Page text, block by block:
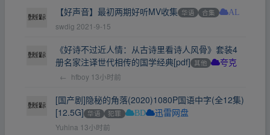
【好声音】最初两期好听MV收集 华语 合集 AL
swdig 2021-9-15
《好诗不过近人情：从古诗里看诗人风骨》套装4
册名家注译世代相传的国学经典[pdf] 其他 夸克
← hfboy 13小时前
[国产剧]隐秘的角落(2020)1080P国语中字(全12集)
[12.5G] 华语 犯罪 BD 迅雷网盘
Yuhina 13小时前